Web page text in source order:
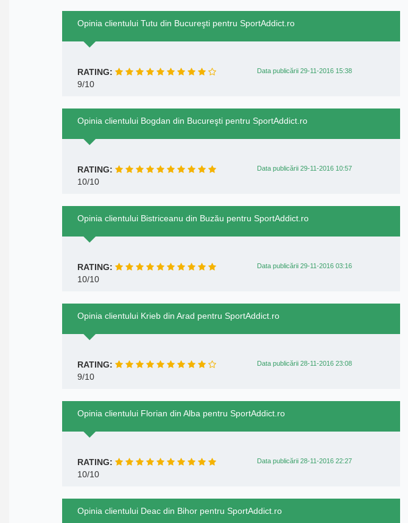
Opinia clientului Tutu din Bucureşti pentru SportAddict.ro
RATING: Data publicării 29-11-2016 15:38
9/10
Opinia clientului Bogdan din Bucureşti pentru SportAddict.ro
RATING: Data publicării 29-11-2016 10:57
10/10
Opinia clientului Bistriceanu din Buzău pentru SportAddict.ro
RATING: Data publicării 29-11-2016 03:16
10/10
Opinia clientului Krieb din Arad pentru SportAddict.ro
RATING: Data publicării 28-11-2016 23:08
9/10
Opinia clientului Florian din Alba pentru SportAddict.ro
RATING: Data publicării 28-11-2016 22:27
10/10
Opinia clientului Deac din Bihor pentru SportAddict.ro